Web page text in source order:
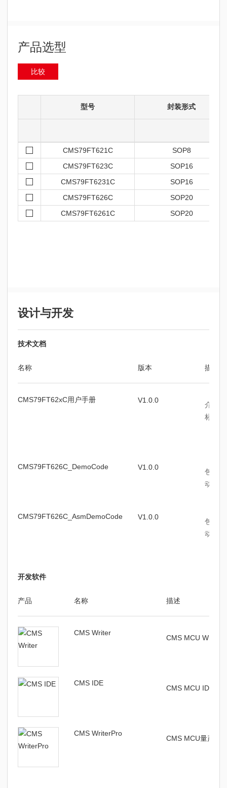
产品选型
比较
型号 封装形式
CMS79FT621C
SOP8
CMS79FT623C
SOP16
CMS79FT6231C
SOP16
CMS79FT626C
SOP20
CMS79FT6261C
SOP20
设计与开发
技术文档
名称 版本 描述
CMS79FT62xC用户手册 V1.0.0
介绍
标、
CMS79FT626C_DemoCode V1.0.0
包含
动程
CMS79FT626C_AsmDemoCode V1.0.0
包含
动程
开发软件
产品 名称 描述
CMS Writer
CMS MCU Writer
CMS IDE
CMS MCU IDE编
CMS WriterPro
CMS MCU量产烧